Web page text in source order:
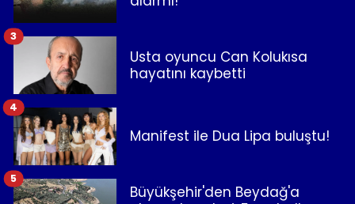
Usta oyuncu Can Kolukısa
hayatını kaybetti
3
Manifest ile Dua Lipa buluştu!
4
Büyükşehir'den Beydağ'a
5